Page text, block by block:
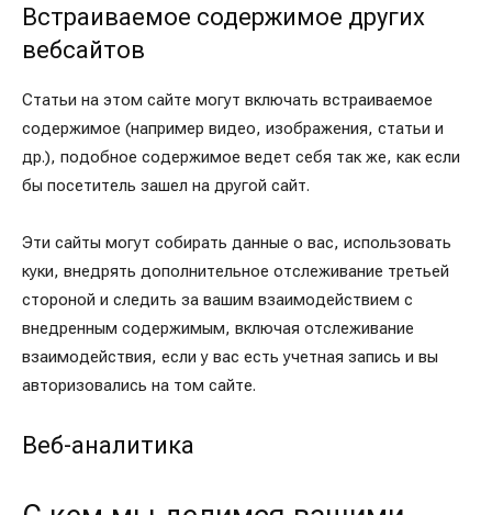
Встраиваемое содержимое других
вебсайтов
Статьи на этом сайте могут включать встраиваемое
содержимое (например видео, изображения, статьи и
др.), подобное содержимое ведет себя так же, как если
бы посетитель зашел на другой сайт.
Эти сайты могут собирать данные о вас, использовать
куки, внедрять дополнительное отслеживание третьей
стороной и следить за вашим взаимодействием с
внедренным содержимым, включая отслеживание
взаимодействия, если у вас есть учетная запись и вы
авторизовались на том сайте.
Веб-аналитика